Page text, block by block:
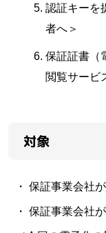
認証キーを
者へ＞
保証証書（
閲覧サービ
対象
・ 保証事業会社
・ 保証事業会社